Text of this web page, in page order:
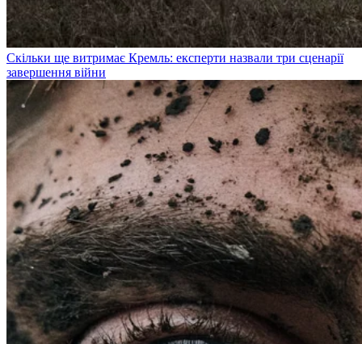
Скільки ще витримає Кремль: експерти назвали три сценарії
завершення війни